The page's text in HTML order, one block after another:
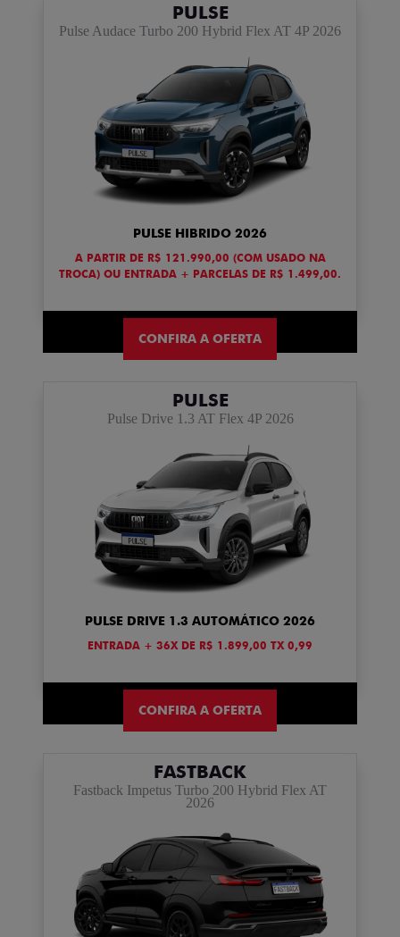
PULSE
Pulse Audace Turbo 200 Hybrid Flex AT 4P 2026
PULSE HIBRIDO 2026
A PARTIR DE R$ 121.990,00 (COM USADO NA
TROCA) OU ENTRADA + PARCELAS DE R$ 1.499,00.
CONFIRA A OFERTA
PULSE
Pulse Drive 1.3 AT Flex 4P 2026
PULSE DRIVE 1.3 AUTOMÁTICO 2026
ENTRADA + 36X DE R$ 1.899,00 TX 0,99
CONFIRA A OFERTA
FASTBACK
Fastback Impetus Turbo 200 Hybrid Flex AT
2026